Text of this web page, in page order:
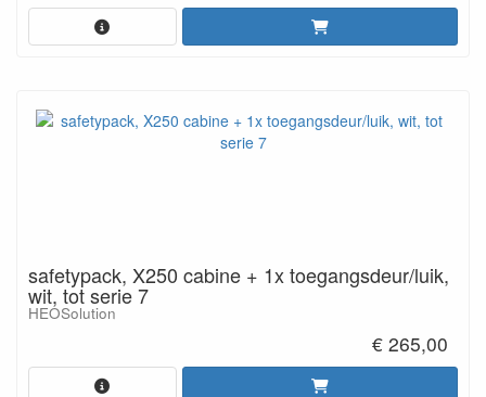
safetypack, X250 cabine + 1x toegangsdeur/luik,
wit, tot serie 7
HEOSolution
€ 265,00